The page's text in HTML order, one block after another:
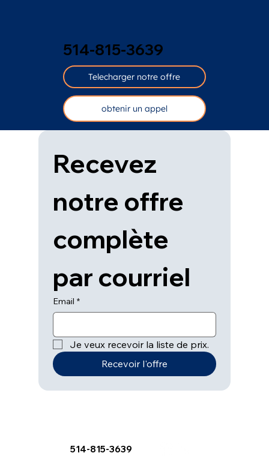
514-815-3639
Telecharger notre offre
obtenir un appel
Recevez
notre offre
complète
par courriel
Email *
Je veux recevoir la liste de prix.
Recevoir l'offre
514-815-3639